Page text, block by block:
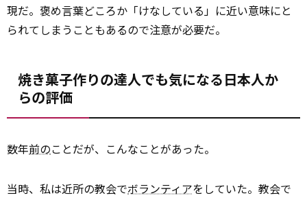
現だ。褒め言葉どころか「けなしている」に近い意味にと
られてしまうこともあるので注意が必要だ。
焼き菓子作りの達人でも気になる日本人か
らの評価
数年前のことだが、こんなことがあった。
当時、私は近所の教会でボランティアをしていた。教会で